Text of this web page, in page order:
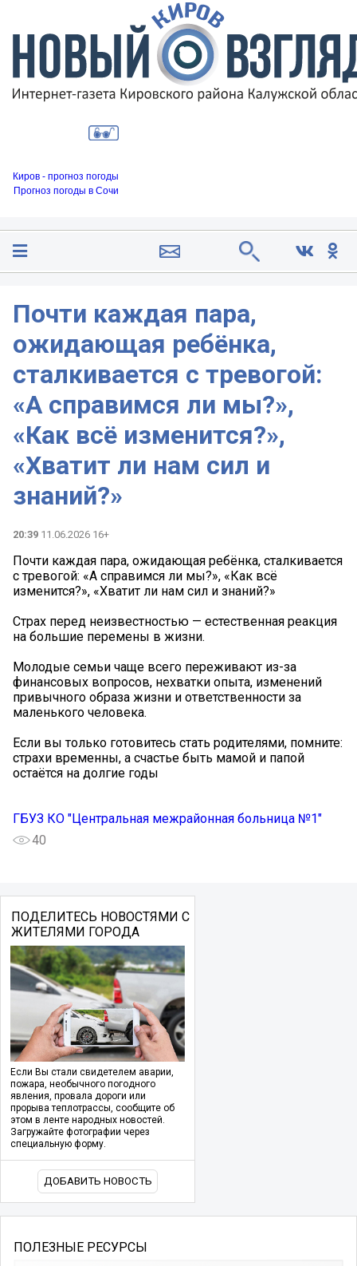
Киров - прогноз погоды
Прогноз погоды в Сочи
Почти каждая пара,
ожидающая ребёнка,
сталкивается с тревогой:
«А справимся ли мы?»,
«Как всё изменится?»,
«Хватит ли нам сил и
знаний?»
20:39 11.06.2026 16+
Почти каждая пара, ожидающая ребёнка, сталкивается
с тревогой: «А справимся ли мы?», «Как всё
изменится?», «Хватит ли нам сил и знаний?»
Страх перед неизвестностью — естественная реакция
на большие перемены в жизни.
Молодые семьи чаще всего переживают из-за
финансовых вопросов, нехватки опыта, изменений
привычного образа жизни и ответственности за
маленького человека.
Если вы только готовитесь стать родителями, помните:
страхи временны, а счастье быть мамой и папой
остаётся на долгие годы ️
ГБУЗ КО "Центральная межрайонная больница №1"
40
ПОДЕЛИТЕСЬ НОВОСТЯМИ С
ЖИТЕЛЯМИ ГОРОДА
Если Вы стали свидетелем аварии,
пожара, необычного погодного
явления, провала дороги или
прорыва теплотрассы, сообщите об
этом в ленте народных новостей.
Загружайте фотографии через
специальную форму.
ДОБАВИТЬ НОВОСТЬ
ПОЛЕЗНЫЕ РЕСУРСЫ